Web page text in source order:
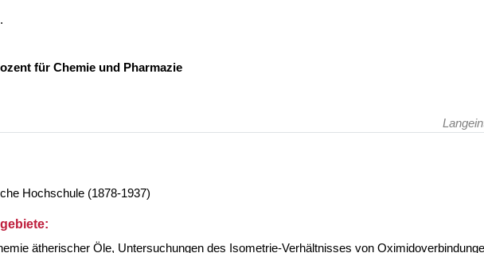
für Chemie und Pharmazie
Hochschule (1878-1937)
ätherischer Öle, Untersuchungen des Isometrie-Verhältnisses von